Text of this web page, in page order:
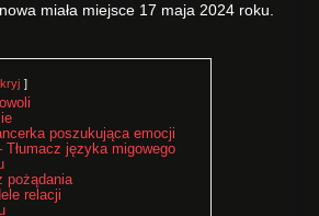
miała miejsce 17 maja 2024 roku.
poszukująca emocji
Tłumacz języka migowego
pożądania
relacji